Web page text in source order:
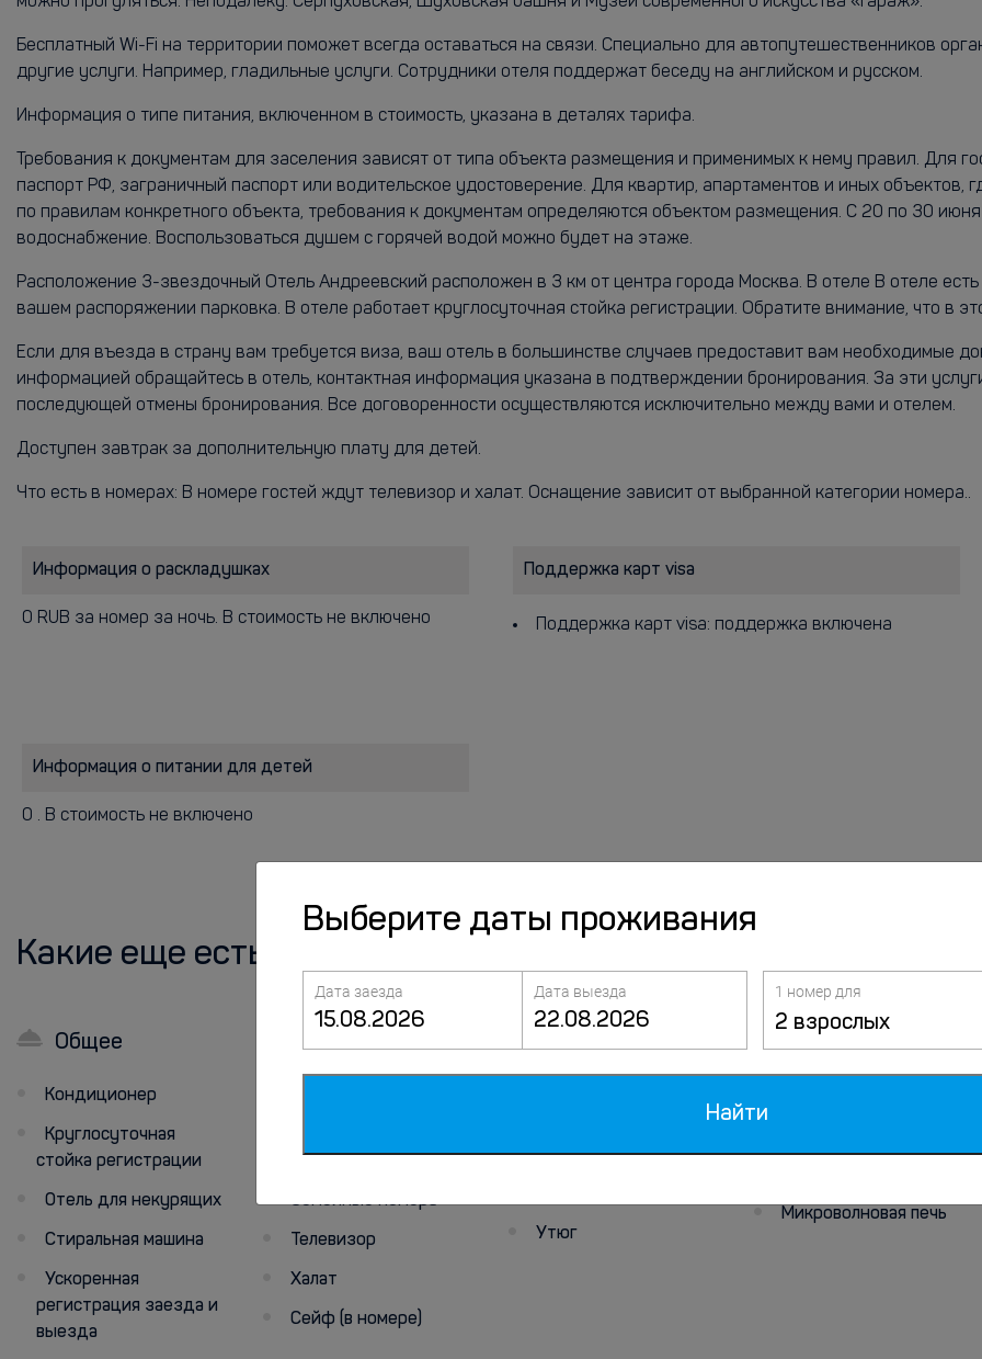
Бесплатный Wi-Fi на территории поможет всегда оставаться на связи. Специально для автопутешественников
другие услуги. Например, гладильные услуги. Сотрудники отеля поддержат беседу на английском и русском.
Информация о типе питания, включенном в стоимость, указана в деталях тарифа.
Требования к документам для заселения зависят от типа объекта размещения и применимых к нему правил. Для
паспорт РФ, заграничный паспорт или водительское удостоверение. Для квартир, апартаментов и иных объектов,
по правилам конкретного объекта, требования к документам определяются объектом размещения. C 20 по 30
водоснабжение. Воспользоваться душем с горячей водой можно будет на этаже.
Расположение 3-звездочный Отель Андреевский расположен в 3 км от центра города Москва. В отеле В отеле
вашем распоряжении парковка. В отеле работает круглосуточная стойка регистрации. Обратите внимание, что в
Если для въезда в страну вам требуется виза, ваш отель в большинстве случаев предоставит вам необходимые
информацией обращайтесь в отель, контактная информация указана в подтверждении бронирования. За эти
последующей отмены бронирования. Все договоренности осуществляются исключительно между вами и отелем.
Доступен завтрак за дополнительную плату для детей.
Что есть в номерах: В номере гостей ждут телевизор и халат. Оснащение зависит от выбранной категории номера..
Информация о раскладушках
0 RUB за номер за ночь. В стоимость не включено
Поддержка карт visa
Поддержка карт visa: поддержка включена
Информация о питании для детей
0 . В стоимость не включено
Какие еще есть удобства?
Общее
Кондиционер
Круглосуточная
стойка регистрации
Отель для некурящих
Стиральная машина
Ускоренная
регистрация заезда и
выезда
В номерах
Семейные номера
Телевизор
Халат
Сейф (в номере)
Услуги и
удобства
принадлежности
Утюг
Питание
Микроволновая печь
Выберите даты проживания
Дата заезда Дата выезда 1 номер для
2 взрослых
Найти